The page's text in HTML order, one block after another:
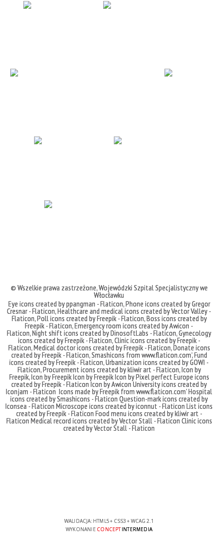
© Wszelkie prawa zastrzeżone,Wojewódzki Szpital Specjalistyczny we
Włocławku
Eye icons created by ppangman - Flaticon,Phone icons created by Gregor
Cresnar - Flaticon,Healthcare and medical icons created by Vector Valley -
Flaticon,Poll icons created by Freepik - Flaticon,Boss icons created by
Freepik - Flaticon,Emergency room icons created by Awicon -
Flaticon,Night shift icons created by DinosoftLabs - Flaticon,Gynecology
icons created by Freepik - Flaticon,Clinic icons created by Freepik -
Flaticon,Medical doctor icons created by Freepik - Flaticon,Donate icons
created by Freepik - Flaticon,Smashicons from www.flaticon.com',Fund
icons created by Freepik - Flaticon,Urbanization icons created by GOWI -
Flaticon,Procurement icons created by kliwir art - Flaticon,Icon by
Freepik,Icon by FreepikIcon by FreepikIcon by Pixel perfectEurope icons
created by Freepik - Flaticon Icon by Awicon University icons created by
Iconjam - Flaticon Icons made byFreepik from www.flaticon.com'Hospital
icons created by Smashicons - Flaticon Question-mark icons created by
Iconsea - Flaticon Microscope icons created by iconnut - Flaticon List icons
created by Freepik - Flaticon Food menu icons created by kliwir art -
Flaticon Medical record icons created by Vector Stall - Flaticon Clinic icons
created by Vector Stall - Flaticon
WALIDACJA: HTML5+ CSS3 + WCAG 2.1
WYKONANIE CONCEPTINTERMEDIA